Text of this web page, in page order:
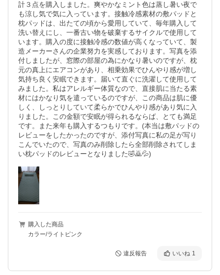
計３点を購入しました。爽やかなミント色は蒸し暑い夜で
も涼し気で気に入っています。接触冷感素材の敷パッドと
枕パッドは、出たての頃から愛用していて、毎年購入して
洗い替えにし、一番古い物を破棄するサイクルで使用して
います。購入の度に接触冷感の数値が高くなっていて、製
造メーカーさんの企業努力を実感しております。写真を添
付しましたが、窓際の部屋の為にかなり暑いのですが、枕
元の真上にエアコンがあり、相乗効果でひんやり感が増し
気持ち良く安眠できます。届いて直ぐに洗濯して使用して
みました。私はアレルギー体質なので、直接肌に当たる素
材にはかなり気を遣っているのですが、この商品は肌に優
しく、しっとりしていて柔らかでひんやり感があり気に入
りました。この金額で安眠が得られるならば、とても満足
です。また来年も購入するつもりです。(本当は敷パッドの
レビューをしたかったのですが、添付写真に私の足が写り
こんでいたので、写真のみ削除したら全部削除されてしま
い枕パッドのレビューとなりました🤣🙇💦)
購入した商品
カラー/ライトピンク
違反報告 いいね 1